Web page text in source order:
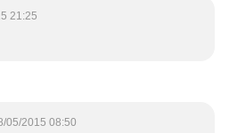
21:25
05/2015 08:50